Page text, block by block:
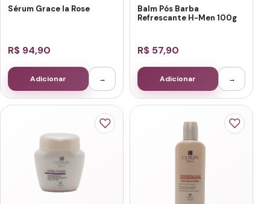
Sérum Grace la Rose
R$ 94,90
Adicionar →
Balm Pós Barba
Refrescante H-Men 100g
R$ 57,90
Adicionar →